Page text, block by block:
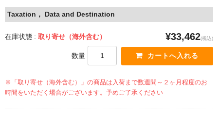
Taxation， Data and Destination
在庫状態 : 取り寄せ（海外含む） ¥33,462(税込)
数量
※「取り寄せ（海外含む）」の商品は入荷まで数週間～２ヶ月程度のお
時間をいただく場合がございます。予めご了承ください